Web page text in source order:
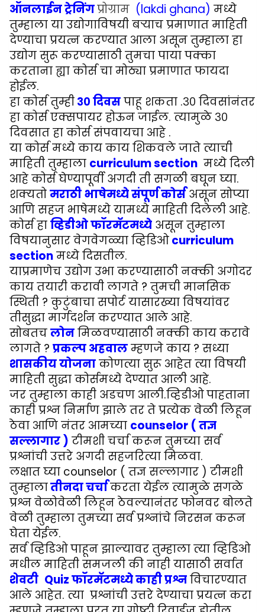
ऑनलाईन ट्रेनिंगप्रोग्राम (lakdi ghana) मध्ये
तुम्हाला या उद्योगाविषयी बऱ्याच प्रमाणात माहिती
देण्याचा प्रयत्न करण्यात आला असून तुम्हाला हा
उद्योग सुरू करण्यासाठी तुमचा पाया पक्का
करताना ह्या कोर्स चा मोठ्या प्रमाणात फायदा
होईल.
हा कोर्स तुम्ही३० दिवसपाहू शकता .३० दिवसांनंतर
हा कोर्स एक्सपायर होऊन जाईल. त्यामुळे ३०
दिवसात हा कोर्स संपवायचा आहे .
या कोर्स मध्ये काय काय शिकवले जाते त्याची
माहिती तुम्हाला curriculum section मध्ये दिली
आहे कोर्स घेण्यापूर्वी अगदी ती सगळी बघून घ्या.
शक्यतोमराठी भाषेमध्ये संपूर्ण कोर्स असून सोप्या
आणि सहज भाषेमध्ये यामध्ये माहिती दिलेली आहे.
कोर्स हाव्हिडीओ फॉरमॅटमध्ये असून तुम्हाला
विषयानुसार वेगवेगळ्या व्हिडिओcurriculum
sectionमध्ये दिसतील.
याप्रमाणेच उद्योग उभा करण्यासाठी नक्की अगोदर
काय तयारी करावी लागते ? तुमची मानसिक
स्थिती ? कुटुंबाचा सपोर्ट यासारख्या विषयांवर
तीसुद्धा मार्गदर्शन करण्यात आले आहे.
सोबतचलोनमिळवण्यासाठी नक्की काय करावे
लागते ? प्रकल्प अहवालम्हणजे काय ? सध्या
शासकीय योजनाकोणत्या सुरू आहेत त्या विषयी
माहिती सुद्धा कोर्समध्ये देण्यात आली आहे.
जर तुम्हाला काही अडचण आली.व्हिडीओ पाहताना
काही प्रश्न निर्माण झाले तर ते प्रत्येक वेळी लिहून
ठेवा आणि नंतर आमच्या counselor ( तज्ञ
सल्लागार ) टीमशी चर्चा करून तुमच्या सर्व
प्रश्नांची उत्तरे अगदी सहजरित्या मिळवा.
लक्षात घ्या counselor ( तज्ञ सल्लागार ) टीमशी
तुम्हालातीनदाचर्चाकरता येईल त्यामुळे सगळे
प्रश्न वेळोवेळी लिहून ठेवल्यानंतर फोनवर बोलते
वेळी तुम्हाला तुमच्या सर्व प्रश्नांचे निरसन करून
घेता येईल.
सर्व व्हिडिओ पाहून झाल्यावर तुम्हाला त्या व्हिडिओ
मधील माहिती समजली की नाही यासाठी सर्वात
शेवटी Quiz फॉरमॅटमध्ये काही प्रश्नविचारण्यात
आले आहेत. त्या प्रश्नांची उत्तरे देण्याचा प्रयत्न करा